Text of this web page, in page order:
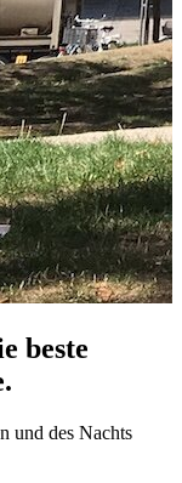
beste
und des Nachts